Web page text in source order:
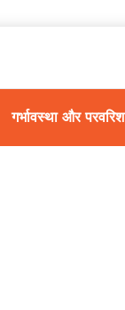
गर्भावस्था और परवरिश